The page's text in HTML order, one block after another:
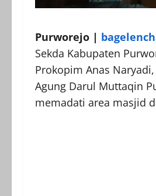
Purworejo |
Sekda Kabupaten
Prokopim Anas
Agung Darul Muttaqin
memadati area masjid